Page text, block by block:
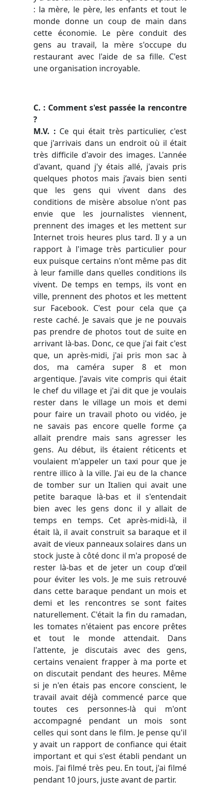
: la mère, le père, les enfants et tout le
monde donne un coup de main dans
cette économie. Le père conduit des
gens au travail, la mère s'occupe du
restaurant avec l'aide de sa fille. C'est
une organisation incroyable.
C. : Comment s'est passée la rencontre
?
M.V. : Ce qui était très particulier, c'est
que j'arrivais dans un endroit où il était
très difficile d'avoir des images. L'année
d'avant, quand j'y étais allé, j'avais pris
quelques photos mais j’avais bien senti
que les gens qui vivent dans des
conditions de misère absolue n'ont pas
envie que les journalistes viennent,
prennent des images et les mettent sur
Internet trois heures plus tard. Il y a un
rapport à l'image très particulier pour
eux puisque certains n'ont même pas dit
à leur famille dans quelles conditions ils
vivent. De temps en temps, ils vont en
ville, prennent des photos et les mettent
sur Facebook. C'est pour cela que ça
reste caché. Je savais que je ne pouvais
pas prendre de photos tout de suite en
arrivant là-bas. Donc, ce que j'ai fait c'est
que, un après-midi, j'ai pris mon sac à
dos, ma caméra super 8 et mon
argentique. J'avais vite compris qui était
le chef du village et j'ai dit que je voulais
rester dans le village un mois et demi
pour faire un travail photo ou vidéo, je
ne savais pas encore quelle forme ça
allait prendre mais sans agresser les
gens. Au début, ils étaient réticents et
voulaient m'appeler un taxi pour que je
rentre illico à la ville. J'ai eu de la chance
de tomber sur un Italien qui avait une
petite baraque là-bas et il s'entendait
bien avec les gens donc il y allait de
temps en temps. Cet après-midi-là, il
était là, il avait construit sa baraque et il
avait de vieux panneaux solaires dans un
stock juste à côté donc il m'a proposé de
rester là-bas et de jeter un coup d'œil
pour éviter les vols. Je me suis retrouvé
dans cette baraque pendant un mois et
demi et les rencontres se sont faites
naturellement. C'était la fin du ramadan,
les tomates n'étaient pas encore prêtes
et tout le monde attendait. Dans
l'attente, je discutais avec des gens,
certains venaient frapper à ma porte et
on discutait pendant des heures. Même
si je n'en étais pas encore conscient, le
travail avait déjà commencé parce que
toutes ces personnes-là qui m'ont
accompagné pendant un mois sont
celles qui sont dans le film. Je pense qu'il
y avait un rapport de confiance qui était
important et qui s'est établi pendant un
mois. J'ai filmé très peu. En tout, j'ai filmé
pendant 10 jours, juste avant de partir.